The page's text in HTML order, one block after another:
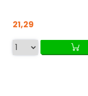
21,29